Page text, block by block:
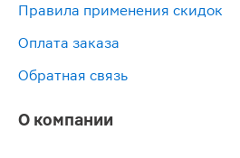
Правила применения скидок
Оплата заказа
Обратная связь
О компании